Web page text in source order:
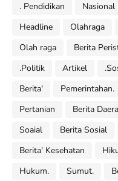
. Pendidikan
Nasional
Headline
Olahraga
Olah raga
Berita
.Politik
Artikel
Berita'
Pemerintahan.
Pertanian
Berita
Soaial
Berita Sosial
Berita' Kesehatan
Hukum.
Sumut.